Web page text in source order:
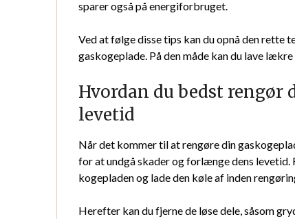
sparer også på energiforbruget.
Ved at følge disse tips kan du opnå den rette
gaskogeplade. På den måde kan du lave
Hvordan du bedst rengør
levetid
Når det kommer til at rengøre din
for at undgå skader og forlænge dens
kogepladen og lade den køle af inden
Herefter kan du fjerne de løse dele, såsom